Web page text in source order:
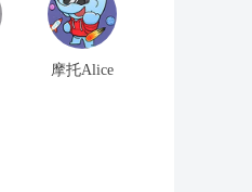
摩托Alice